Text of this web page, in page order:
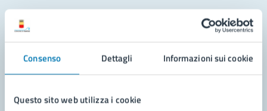
Consenso Dettagli Informazioni sui cookie
Questo sito web utilizza i cookie
Leggi le domande frequenti
Richiedi assistenza